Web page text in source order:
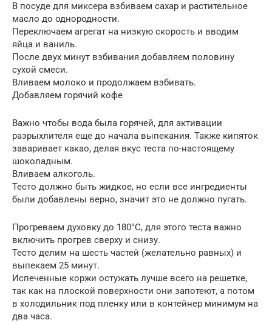
В посуде для миксера взбиваем сахар и растительное
масло до однородности.
Переключаем агрегат на низкую скорость и вводим
яйца и ваниль.
После двух минут взбивания добавляем половину
сухой смеси.
Вливаем молоко и продолжаем взбивать.
Добавляем горячий кофе
Важно чтобы вода была горячей, для активации
разрыхлителя еще до начала выпекания. Также кипяток
заваривает какао, делая вкус теста по-настоящему
шоколадным.
Вливаем алкоголь.
Тесто должно быть жидкое, но если все ингредиенты
были добавлены верно, значит это не должно пугать.
Прогреваем духовку до 180°С, для этого теста важно
включить прогрев сверху и снизу.
Тесто делим на шесть частей (желательно равных) и
выпекаем 25 минут.
Испеченные коржи остужать лучше всего на решетке,
так как на плоской поверхности они запотеют, а потом
в холодильник под пленку или в контейнер минимум на
два часа.